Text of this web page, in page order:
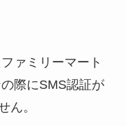
ァミリーマート
際にSMS認証が
ん。